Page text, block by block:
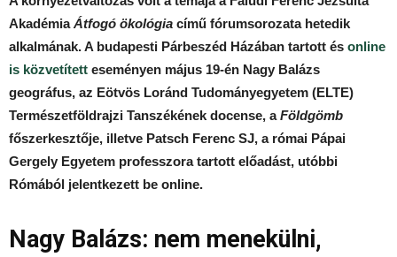
AkadémiaÁtfogó ökológia című fórumsorozata hetedik
alkalmának. A budapesti Párbeszéd Házában tartott és online
is közvetített eseményen május 19-én Nagy Balázs
geográfus, az Eötvös Loránd Tudományegyetem (ELTE)
Természetföldrajzi Tanszékének docense, aFöldgömb
főszerkesztője, illetve Patsch Ferenc SJ, a római Pápai
Gergely Egyetem professzora tartott előadást, utóbbi
Rómából jelentkezett be online.
Nagy Balázs: nem menekülni,